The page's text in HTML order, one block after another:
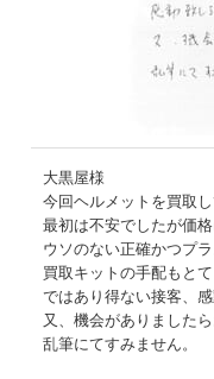
大黒屋様
今回ヘルメットを買取し
最初は不安でしたが価格
ウソのない正確かつプ
買取キットの手配もと
ではあり得ない接客、感
又、機会がありましたら
乱筆にてすみません。